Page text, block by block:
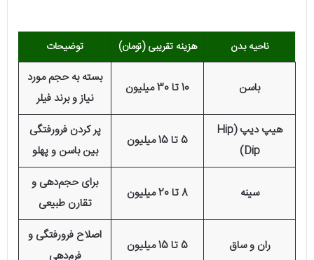
ناحیه بدن هزینه تقریبی (تومان) توضیحات
باسن 10 تا 30 میلیون
بسته به حجم مورد
نیاز و برند فیلر
هیپ دیپ (Hip
Dip)
5 تا 15 میلیون
پر کردن فرورفتگی
بین باسن و پهلو
سینه 8 تا 20 میلیون
برای حجم‌دهی و
تقارن طبیعی
ران و ساق 5 تا 15 میلیون
اصلاح فرورفتگی و
فرم‌دهی